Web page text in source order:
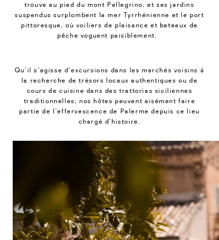
trouve au pied du mont Pellegrino, et ses jardins
suspendus surplombent la mer Tyrrhénienne et le port
pittoresque, où voiliers de plaisance et bateaux de
pêche voguent paisiblement.
Qu’il s’agisse d’excursions dans les marchés voisins à
la recherche de trésors locaux authentiques ou de
cours de cuisine dans des trattorias siciliennes
traditionnelles, nos hôtes peuvent aisément faire
partie de l’effervescence de Palerme depuis ce lieu
chargé d’histoire.